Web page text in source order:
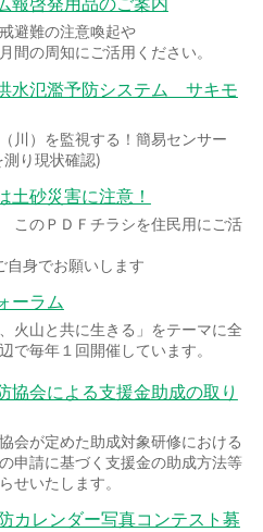
避難の注意喚起や
間の周知にご活用ください。
水氾濫予防システム サキモ
川）を監視する！簡易センサー
り現状確認)
土砂災害に注意！
このＰＤＦチラシを住民用にご活
自身でお願いします
ーラム
火山と共に生きる」をテーマに全
で毎年１回開催しています。
協会による支援金助成の取り
会が定めた助成対象研修における
申請に基づく支援金の助成方法等
せいたします。
レンダー写真コンテスト募